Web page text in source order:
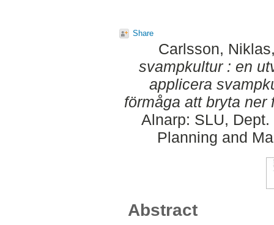
Share
Carlsson, Niklas
svampkultur : en
applicera
förmåga att bryta ner
Alnarp: SLU,
Planning and
Abstract